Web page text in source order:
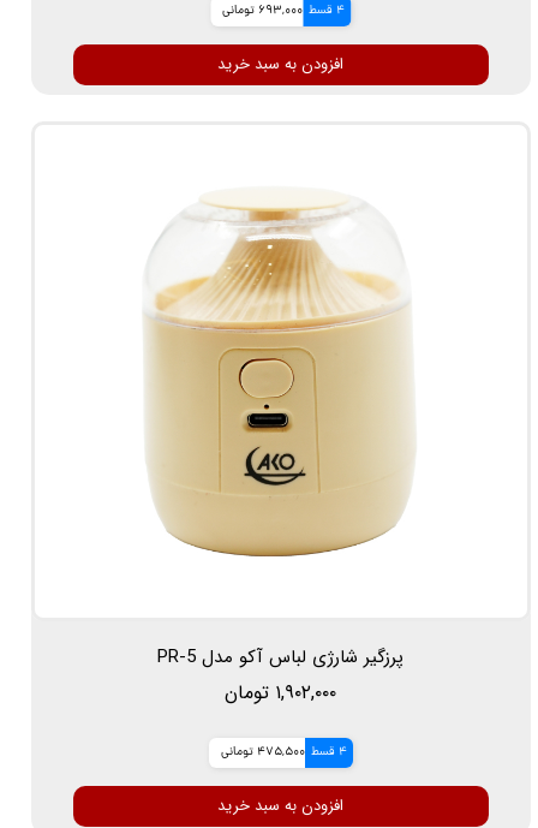
4 قسط 693,000 تومانی
افزودن به سبد خرید
پرزگیر شارژی لباس آکو مدل PR-5
۱,۹۰۲,۰۰۰ تومان
4 قسط 475,500 تومانی
افزودن به سبد خرید